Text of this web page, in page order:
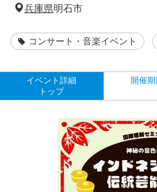
兵庫県明石市
コンサート・音楽イベント
イベント詳細
トップ
開催